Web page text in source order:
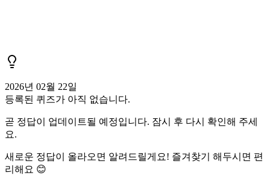
2026년 02월 22일
등록된 퀴즈가 아직 없습니다.
곧 정답이 업데이트될 예정입니다. 잠시 후 다시 확인해 주세
요.
새로운 정답이 올라오면 알려드릴게요! 즐겨찾기 해두시면 편
리해요 😊